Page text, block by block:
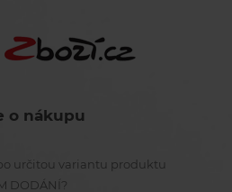
o nákupu
určitou variantu produktu
DODÁNÍ?